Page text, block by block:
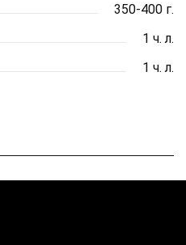
350-400 г.
1 ч. л.
1 ч. л.